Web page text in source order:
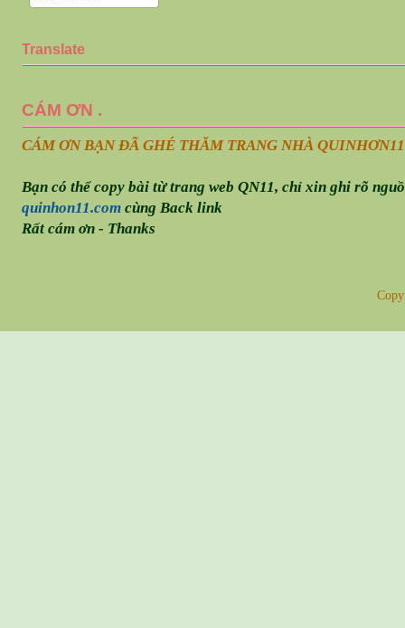
Translate
CÁM ƠN .
CÁM ƠN BẠN ĐÃ GHÉ THĂM TRANG NHÀ QUINHƠN
Bạn có thể copy bài từ trang web QN11, chỉ xin ghi rõ
quinhon11.comcùng Back link
Rất cám ơn - Thanks